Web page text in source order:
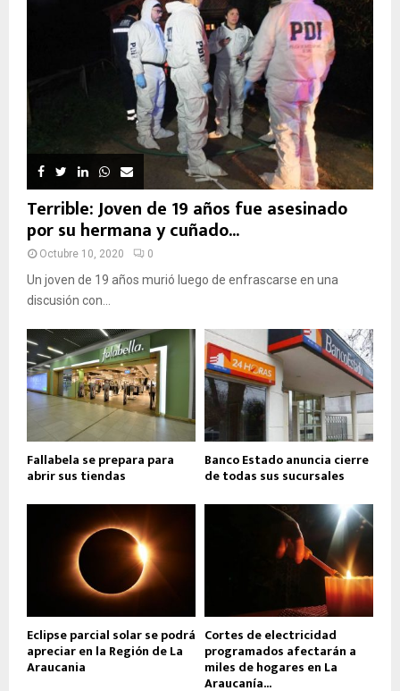
Terrible: Joven de 19 años fue asesinado
por su hermana y cuñado...
Octubre 10, 2020 0
Un joven de 19 años murió luego de enfrascarse en una
discusión con...
Fallabela se prepara para
abrir sus tiendas
Banco Estado anuncia cierre
de todas sus sucursales
Eclipse parcial solar se podrá
apreciar en la Región de La
Araucania
Cortes de electricidad
programados afectarán a
miles de hogares en La
Araucanía...